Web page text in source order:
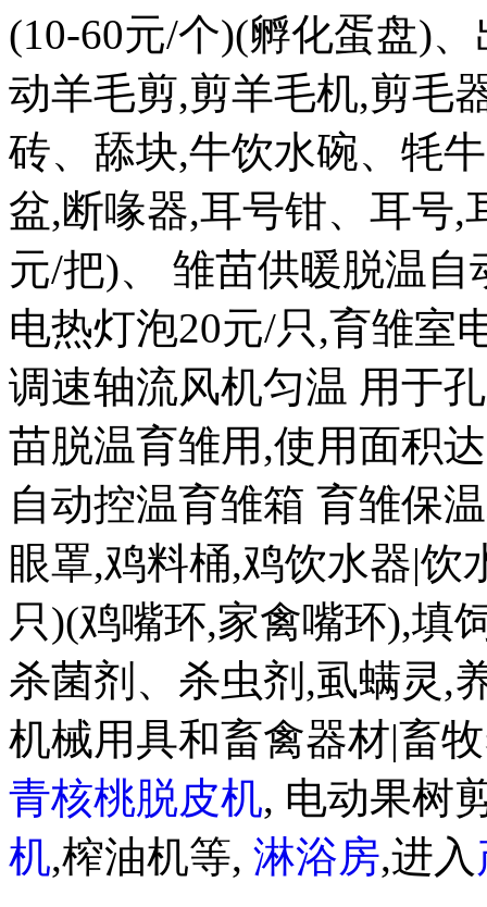
(10-60元/个)(孵化蛋盘)
动羊毛剪,剪羊毛机,剪毛
砖、舔块,牛饮水碗、牦
盆,断喙器,耳号钳、耳号,
元/把)、 雏苗供暖脱温
电热灯泡20元/只,育雏室
调速轴流风机匀温 用于
苗脱温育雏用,使用面积
自动控温育雏箱 育雏保
眼罩,鸡料桶,鸡饮水器|饮
只)(鸡嘴环,家禽嘴环),填
杀菌剂、杀虫剂,虱螨灵,
机械用具和畜禽器材|畜
青核桃脱皮机, 电动果树
机,榨油机等, 淋浴房,进入